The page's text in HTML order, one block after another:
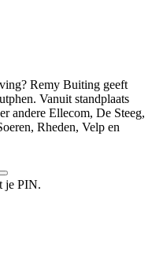
Remy Buiting geeft
Vanuit standplaats
andere Ellecom, De Steeg,
Rheden, Velp en